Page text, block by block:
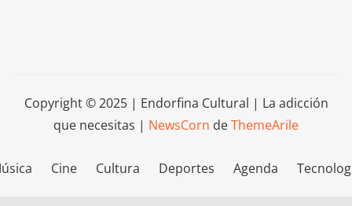
Copyright © 2025 | Endorfina Cultural | La adicción
que necesitas | NewsCorn deThemeArile
Cine Cultura Deportes Agenda